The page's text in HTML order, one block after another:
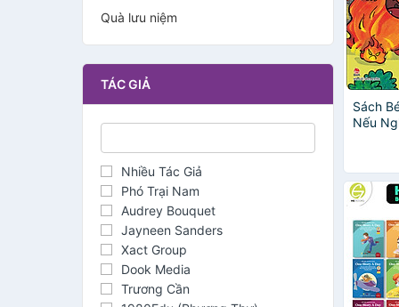
Quà lưu niệm
TÁC GIẢ
Nhiều Tác Giả
Phó Trại Nam
Audrey Bouquet
Jayneen Sanders
Xact Group
Dook Media
Trương Cần
Sách
Nếu